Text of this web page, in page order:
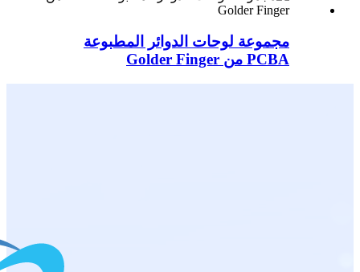
مجموعة لوحات الدوائر المطبوعة
PCBA من Golder Finger